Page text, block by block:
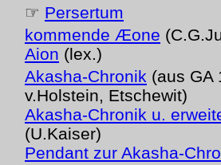
☞ Persertum
kommende Æone
Aion (lex.)
Akasha-Chronik (aus GA
v.Holstein, Etschewit)
Akasha-Chronik u.
(U.Kaiser)
Pendant zur Akasha-